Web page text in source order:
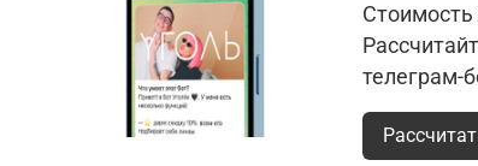
Стоимость
телеграм-